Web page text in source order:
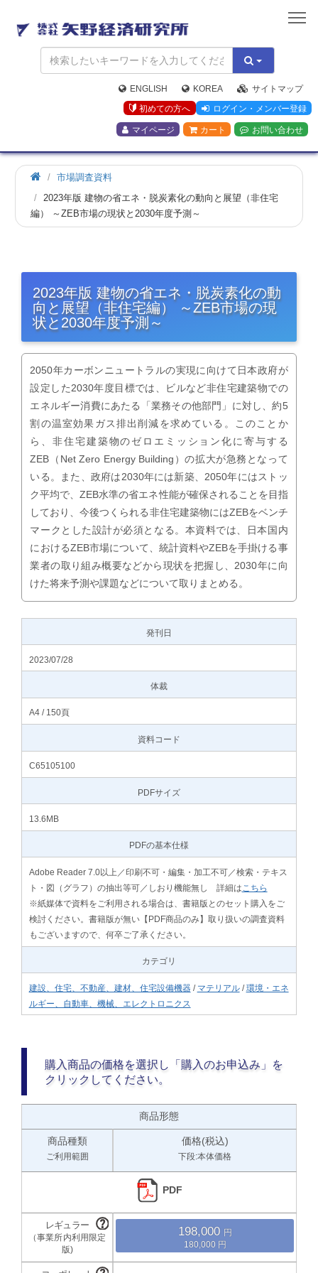
矢
野
経
済
研
究
所
ENGLISH KOREA
サイトマップ
初めての方へ
ログイン・メンバー登録
マイページ カート お問い合わせ
市場調査資料
2023年版 建物の省エネ・脱炭素化の動向と展望（非住宅
編） ～ZEB市場の現状と2030年度予測～
2023年版 建物の省エネ・脱炭素化の動
向と展望（非住宅編） ～ZEB市場の現
状と2030年度予測～
2050年カーボンニュートラルの実現に向けて日本政府が
設定した2030年度目標では、ビルなど非住宅建築物での
エネルギー消費にあたる「業務その他部門」に対し、約5
割の温室効果ガス排出削減を求めている。このことか
ら、非住宅建築物のゼロエミッション化に寄与する
ZEB（Net Zero Energy Building）の拡大が急務となって
いる。また、政府は2030年には新築、2050年にはストッ
ク平均で、ZEB水準の省エネ性能が確保されることを目指
しており、今後つくられる非住宅建築物にはZEBをベンチ
マークとした設計が必須となる。本資料では、日本国内
におけるZEB市場について、統計資料やZEBを手掛ける事
業者の取り組み概要などから現状を把握し、2030年に向
けた将来予測や課題などについて取りまとめる。
発刊日
2023/07/28
体裁
A4 / 150頁
資料コード
C65105100
PDFサイズ
13.6MB
PDFの基本仕様
Adobe Reader 7.0以上／印刷不可・編集・加工不可／検索・テキス
ト・図（グラフ）の抽出等可／しおり機能無し 詳細は こちら
※紙媒体で資料をご利用される場合は、書籍版とのセット購入をご
検討ください。書籍版が無い【PDF商品のみ】取り扱いの調査資料
もございますので、何卒ご了承ください。
カテゴリ
建設、住宅、不動産、建材、住宅設備機器/ マテリアル/環境・エネ
ルギー、自動車、機械、エレクトロニクス
購入商品の価格を選択し「購入のお申込み」を
クリックしてください。
商品形態
商品種類
ご利用範囲
価格(税込)
下段:本体価格
PDF
198,000
180,000